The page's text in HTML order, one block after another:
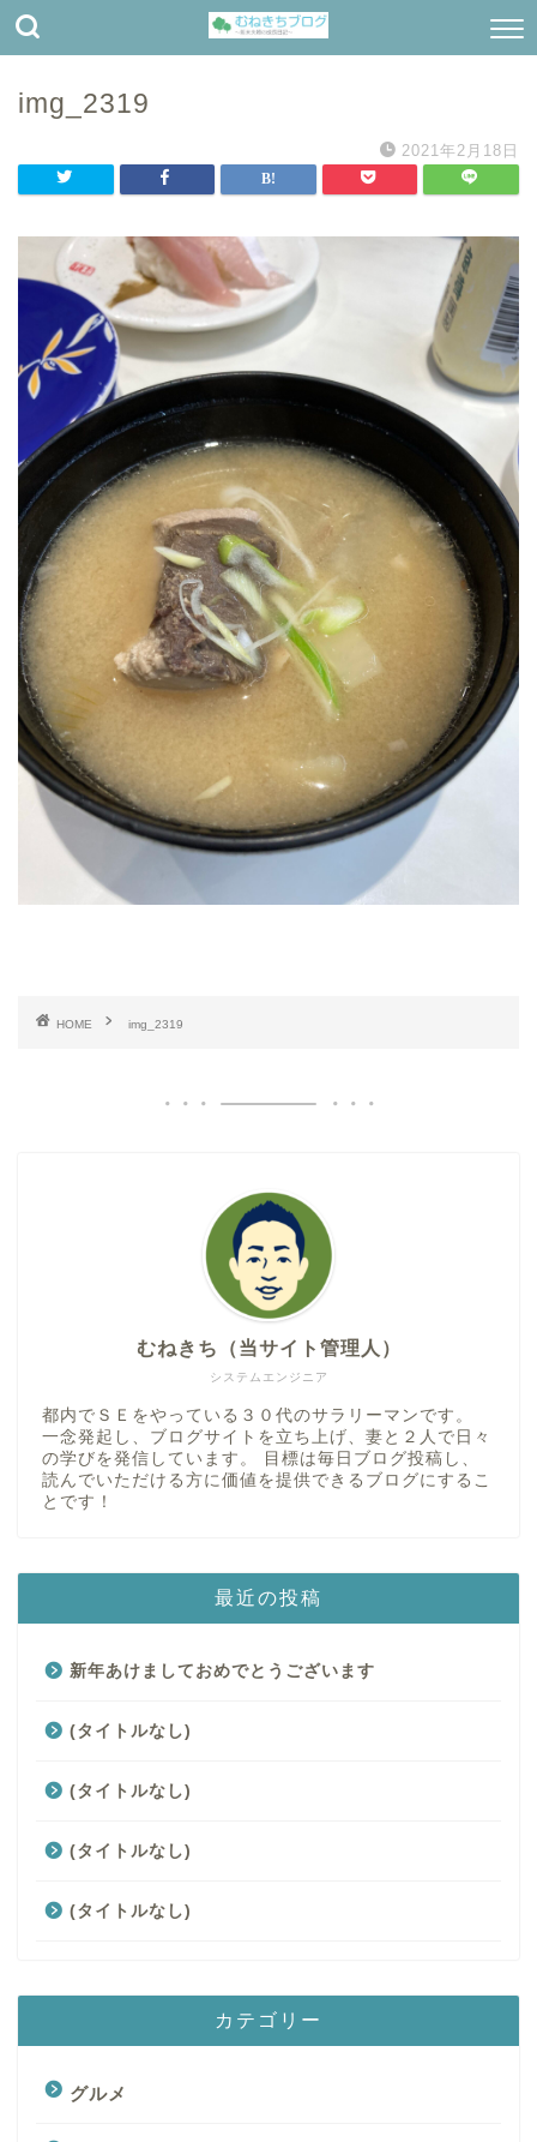
img_2319
2021年2月18日
HOME img_2319
システムエンジニア
むねきち（当サイト管理人）
都内でＳＥをやっている３０代のサラリーマンです。
一念発起し、ブログサイトを立ち上げ、妻と２人で日々
の学びを発信しています。 目標は毎日ブログ投稿し、
読んでいただける方に価値を提供できるブログにするこ
とです！
最近の投稿
新年あけましておめでとうございます
(タイトルなし)
(タイトルなし)
(タイトルなし)
(タイトルなし)
カテゴリー
グルメ